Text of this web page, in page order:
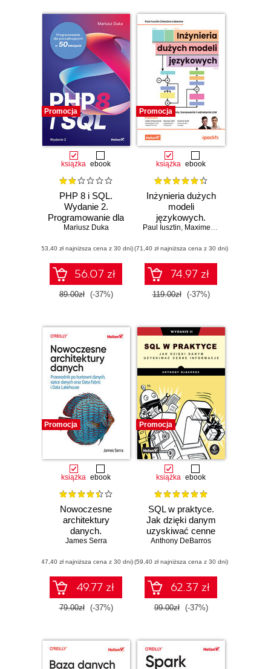
Promocja
książka ebook
PHP 8 i SQL.
Wydanie 2.
Programowanie dla
początkujących w
Mariusz Duka
(53,40 zł najniższa cena z 30 dni)
56.07 zł
89.00zł (-37%)
Promocja
książka ebook
Inżynieria dużych
modeli
językowych.
Podręcznik
trenowania i
wdrażania LLM
Paul Iusztin, Maxime Labonne
(71,40 zł najniższa cena z 30 dni)
74.97 zł
119.00zł (-37%)
Promocja
książka ebook
Nowoczesne
architektury
danych.
Przewodnik po
siatce danych oraz
Data Fabric i Data
Lakehouse
James Serra
(47,40 zł najniższa cena z 30 dni)
49.77 zł
79.00zł (-37%)
Promocja
książka ebook
SQL w praktyce.
Jak dzięki danym
uzyskiwać cenne
informacje.
Anthony DeBarros
(59,40 zł najniższa cena z 30 dni)
62.37 zł
99.00zł (-37%)